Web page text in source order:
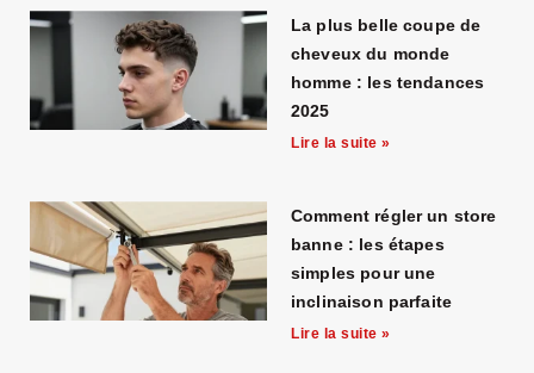
La plus belle coupe de
cheveux du monde
homme : les tendances
2025
Lire la suite »
Comment régler un store
banne : les étapes
simples pour une
inclinaison parfaite
Lire la suite »